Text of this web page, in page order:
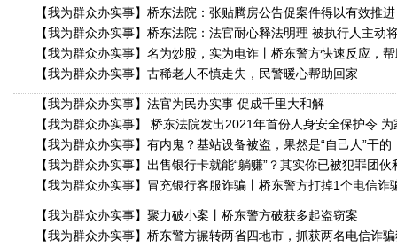
【我为群众办实事】桥东法院：张贴腾房公告促案件得以有效推进
【我为群众办实事】桥东法院：法官耐心释法明理 被执行人主动
【我为群众办实事】名为炒股，实为电诈丨桥东警方快速反应，
【我为群众办实事】古稀老人不慎走失，民警暖心帮助回家
【我为群众办实事】法官为民办实事 促成千里大和解
【我为群众办实事】 桥东法院发出2021年首份人身安全保护令
【我为群众办实事】有内鬼？基站设备被盗，果然是“自己人”干的
【我为群众办实事】出售银行卡就能“躺赚”？其实你已被犯罪团伙
【我为群众办实事】冒充银行客服诈骗丨桥东警方打掉1个电信
【我为群众办实事】聚力破小案丨桥东警方破获多起盗窃案
【我为群众办实事】桥东警方辗转两省四地市，抓获两名电信诈